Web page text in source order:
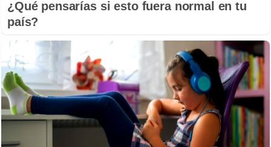
¿Qué pensarías si esto fuera normal en tu
país?